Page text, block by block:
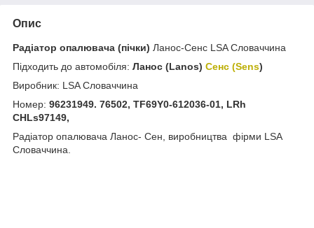
Опис
Радіатор опалювача (пічки) Ланос-Сенс LSA Словаччина
Підходить до автомобіля: Ланос (Lanos) Сенс (Sens)
Виробник: LSA Словаччина
Номер: 96231949. 76502, TF69Y0-612036-01, LRh
CHLs97149,
Радіатор опалювача Ланос- Сен, виробництва фірми LSA
Словаччина.